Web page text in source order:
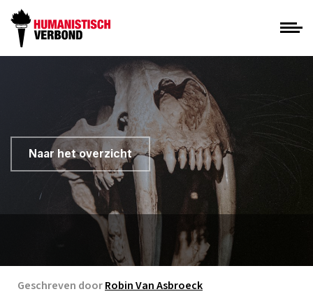
Naar het overzicht
Geschreven doorRobin Van Asbroeck